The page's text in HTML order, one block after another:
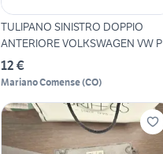
TULIPANO SINISTRO DOPPIO
ANTERIORE VOLKSWAGEN VW P
12 €
Mariano Comense(CO)